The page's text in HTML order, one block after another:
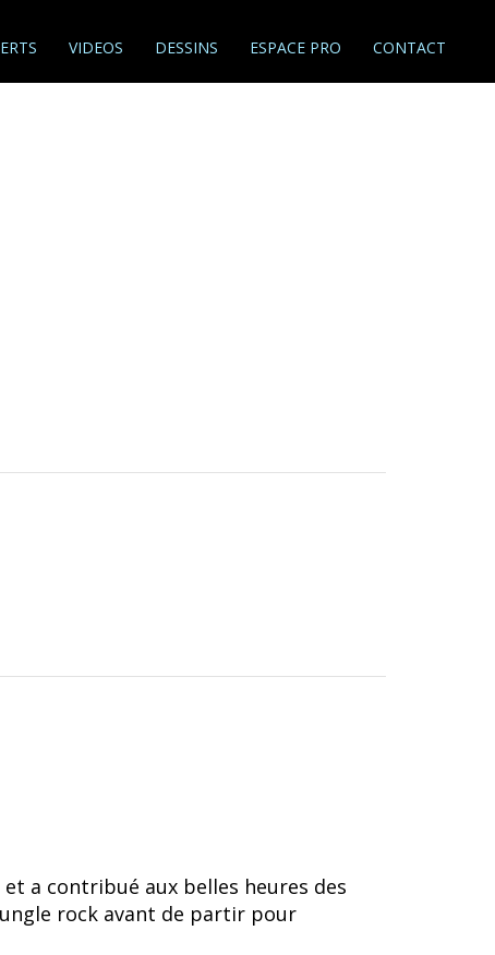
VIDEOS DESSINS ESPACE PRO CONTACT
a contribué aux belles heures des
rock avant de partir pour